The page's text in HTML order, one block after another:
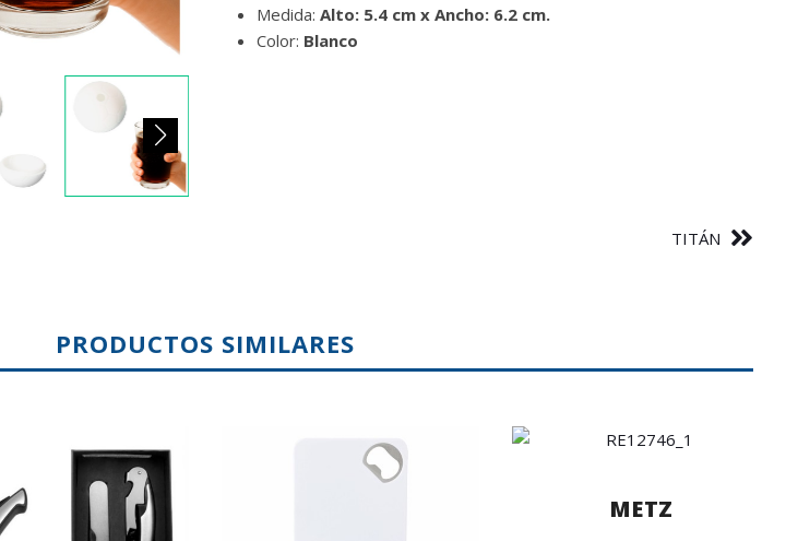
Medida: Alto: 5.4 cm x Ancho: 6.2 cm.
Color: Blanco
TITÁN
PRODUCTOS SIMILARES
METZ